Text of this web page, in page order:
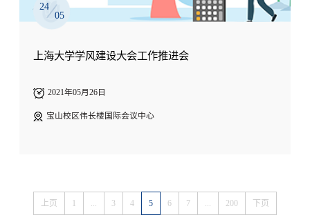
24
05
上海大学学风建设大会工作推进会
2021年05月26日
宝山校区伟长楼国际会议中心
上页 1 3 4 5 6 7 200 下页